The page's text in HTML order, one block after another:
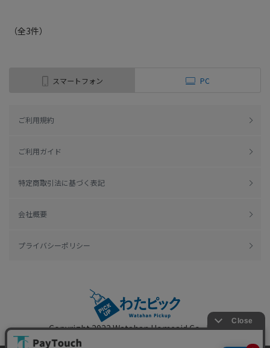
（全3件）
スマートフォン PC
ご利用規約
ご利用ガイド
特定商取引法に基づく表記
会社概要
プライバシーポリシー
Copyright 2022Watahan Homeaid Co., Ltd.
Powered by Watahan Partners Co., Ltd.